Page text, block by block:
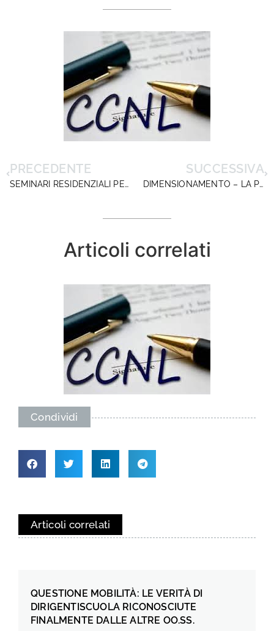
PRECEDENTE
SEMINARI RESIDENZIALI PER FUTURI DS – LUGLIO 2023
SUCCESSIVA
DIMENSIONAMENTO – LA POLEMICA DEL GOVERNATORE DELLA CAMPANIA
Articoli correlati
Condividi
Articoli correlati
QUESTIONE MOBILITÀ: LE VERITÀ DI
DIRIGENTISCUOLA RICONOSCIUTE
FINALMENTE DALLE ALTRE OO.SS.